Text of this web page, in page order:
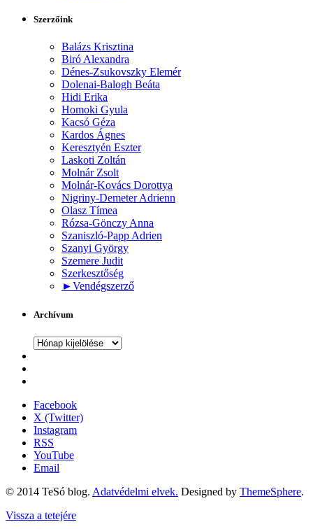
Szerzőink
Balázs Krisztina
Biró Alexandra
Dénes-Zsukovszky Elemér
Dolenai-Balogh Beáta
Hidi Erika
Homoki Gyula
Kacsó Géza
Kardos Ágnes
Keresztyén Eszter
Laskoti Zoltán
Molnár Zsolt
Molnár-Kovács Dorottya
Nigriny-Demeter Adrienn
Olasz Tímea
Rózsa-Gönczy Anna
Szaniszló-Papp Adrien
Szanyi György
Szemere Judit
Szerkesztőség
►Vendégszerző
Archívum
Archívum
Facebook
X (Twitter)
Instagram
RSS
YouTube
Email
© 2014 TeSó blog. Adatvédelmi elvek. Designed by ThemeSphere.
Vissza a tetejére